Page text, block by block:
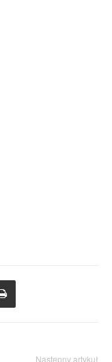
Następny artykuł